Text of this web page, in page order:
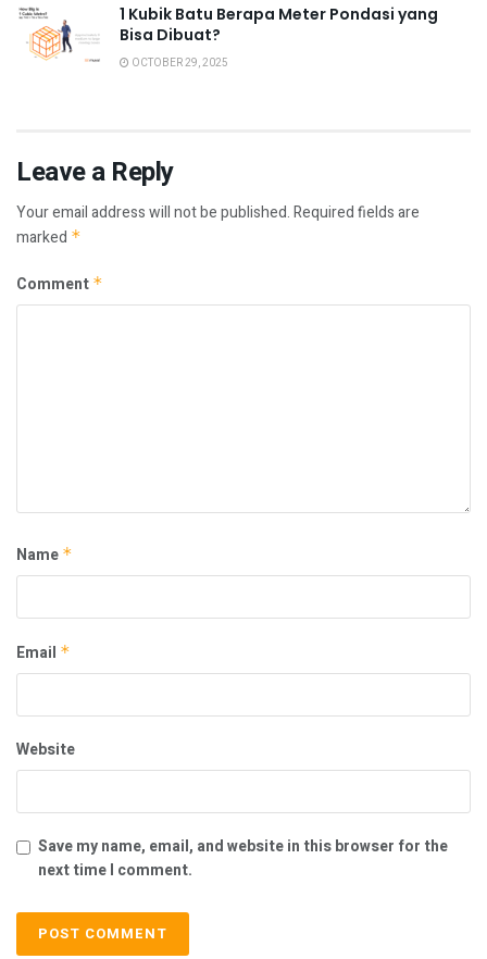
1 Kubik Batu Berapa Meter Pondasi yang
Bisa Dibuat?
OCTOBER 29, 2025
Leave a Reply
Your email address will not be published.Required fields are
marked *
Comment *
Name *
Email *
Website
Save my name, email, and website in this browser for the
next time I comment.